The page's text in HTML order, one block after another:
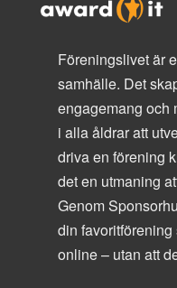
Föreningslivet är
samhälle. Det
engagemang och
i alla åldrar att
driva en förening
det en utmaning
Genom
din
online – utan att